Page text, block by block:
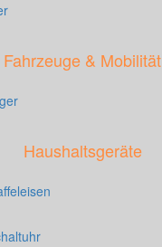
Fahrzeuge & Mobilität
Haushaltsgeräte